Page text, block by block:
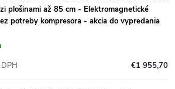
plošinami až 85 cm - Elektromagnetické
potreby kompresora - akcia do vypredania
€1 955,70